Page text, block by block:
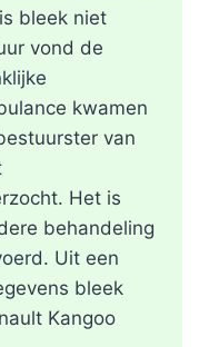
bleek niet
vond de
kwamen
van
Het is
behandeling
Uit een
bleek
Kangoo